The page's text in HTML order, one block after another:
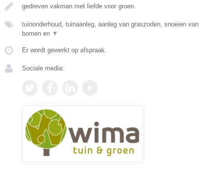
gedreven vakman met liefde voor groen.
tuinonderhoud, tuinaanleg, aanleg van graszoden, snoeien van
bomen en ▼
Er wordt gewerkt op afspraak.
Sociale media: